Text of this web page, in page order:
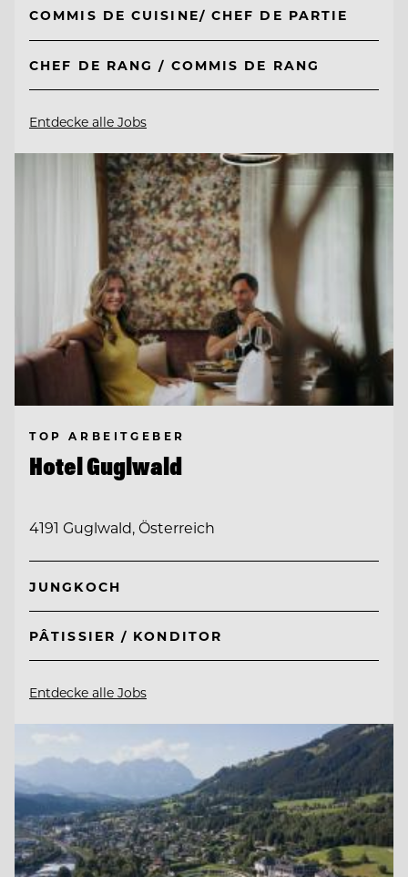
COMMIS DE CUISINE/ CHEF DE PARTIE
CHEF DE RANG / COMMIS DE RANG
Entdecke alle Jobs
TOP ARBEITGEBER
Hotel Guglwald
4191 Guglwald, Österreich
JUNGKOCH
PÂTISSIER / KONDITOR
Entdecke alle Jobs